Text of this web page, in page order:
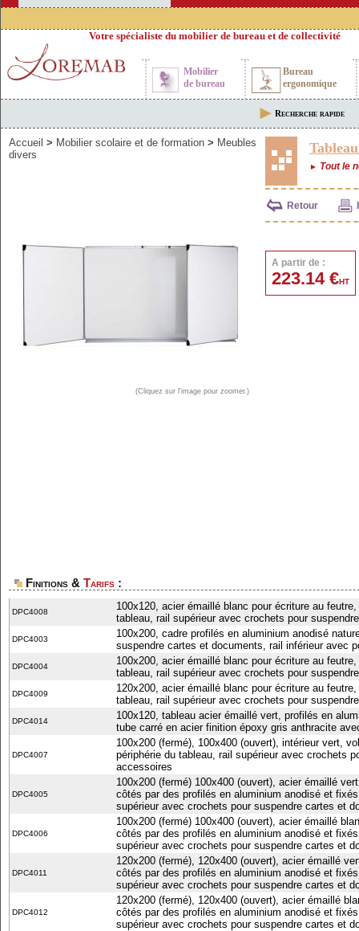
Votre spécialiste du mobilier de bureau et de collectivité
Mobilier
de bureau
Bureau
ergonomique
Recherche rapide
Accueil > Mobilier scolaire et de formation > Meubles
divers
► Tout le
(Cliquez sur l'image pour zoomer.)
Retour
A partir de :
223.14 €HT
Finitions & Tarifs :
DPC4008
100x120, acier émaillé blanc pour écriture au
tableau, rail supérieur avec crochets pour
DPC4003
100x200, cadre profilés en aluminium anodisé
suspendre cartes et documents, rail inférieur avec
DPC4004
100x200, acier émaillé blanc pour écriture au
tableau, rail supérieur avec crochets pour
DPC4009
120x200, acier émaillé blanc pour écriture au
tableau, rail supérieur avec crochets pour
DPC4014
100x120, tableau acier émaillé vert, profilés en
tube carré en acier finition époxy gris anthracite
DPC4007
100x200 (fermé), 100x400 (ouvert), intérieur vert,
périphérie du tableau, rail supérieur avec crochets
accessoires
DPC4005
100x200 (fermé) 100x400 (ouvert), acier émaillé
côtés par des profilés en aluminium anodisé et
supérieur avec crochets pour suspendre cartes et
DPC4006
100x200 (fermé) 100x400 (ouvert), acier émaillé
côtés par des profilés en aluminium anodisé et
supérieur avec crochets pour suspendre cartes et
DPC4011
120x200 (fermé), 120x400 (ouvert), acier émaillé
côtés par des profilés en aluminium anodisé et
supérieur avec crochets pour suspendre cartes et
DPC4012
120x200 (fermé), 120x400 (ouvert), acier émaillé
côtés par des profilés en aluminium anodisé et
supérieur avec crochets pour suspendre cartes et